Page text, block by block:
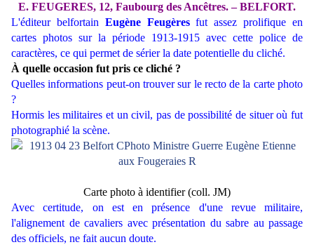
E. FEUGERES, 12, Faubourg des Ancêtres.–BELFORT.
L'éditeur belfortain Eugène Feugèresfut assez prolifique en
cartes photos sur la période 1913-1915 avec cette police de
caractères, ce qui permet de sérier la date potentielle du cliché.
À quelle occasion fut pris ce cliché ?
Quelles informations peut-on trouver sur le recto de la carte photo
?
Hormis les militaires et un civil, pas de possibilité de situer où fut
photographié la scène.
Carte photo à identifier (coll. JM)
Avec certitude, on est en présence d'une revue militaire,
l'alignement de cavaliers avec présentation du sabre au passage
des officiels, ne fait aucun doute.